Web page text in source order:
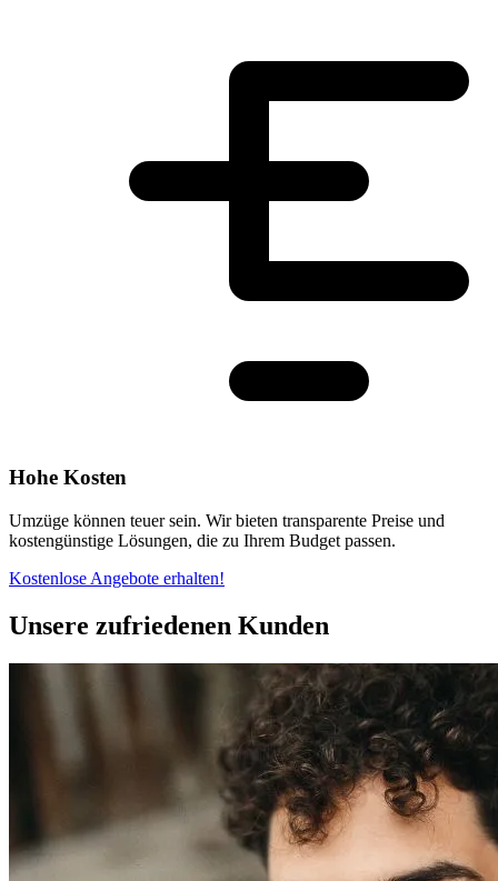
Hohe Kosten
Umzüge können teuer sein. Wir bieten transparente Preise und
kostengünstige Lösungen, die zu Ihrem Budget passen.
Kostenlose Angebote erhalten!
Unsere zufriedenen Kunden